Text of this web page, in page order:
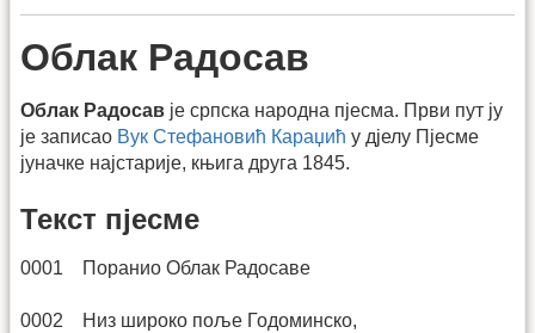
Облак Радосав
Облак Радосав је српска народна пјесма. Први пут ју
је записао Вук Стефановић Караџић у дјелу Пјесме
јуначке најстарије, књига друга 1845.
Текст пјесме
0001 Поранио Облак Радосаве
0002 Низ широко поље Годоминско,